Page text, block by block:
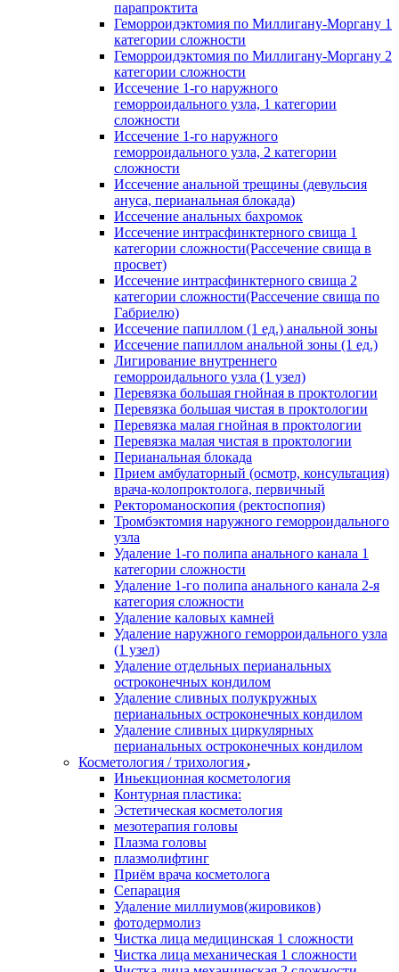
парапроктита
Геморроидэктомия по Миллигану-Моргану 1
категории сложности
Геморроидэктомия по Миллигану-Моргану 2
категории сложности
Иссечение 1-го наружного
геморроидального узла, 1 категории
сложности
Иссечение 1-го наружного
геморроидального узла, 2 категории
сложности
Иссечение анальной трещины (девульсия
ануса, перианальная блокада)
Иссечение анальных бахромок
Иссечение интрасфинктерного свища 1
категории сложности(Рассечение свища в
просвет)
Иссечение интрасфинктерного свища 2
категории сложности(Рассечение свища по
Габриелю)
Иссечение папиллом (1 ед.) анальной зоны
Иссечение папиллом анальной зоны (1 ед.)
Лигирование внутреннего
геморроидального узла (1 узел)
Перевязка большая гнойная в проктологии
Перевязка большая чистая в проктологии
Перевязка малая гнойная в проктологии
Перевязка малая чистая в проктологии
Перианальная блокада
Прием амбулаторный (осмотр, консультация)
врача-колопроктолога, первичный
Ректороманоскопия (ректоспопия)
Тромбэктомия наружного геморроидального
узла
Удаление 1-го полипа анального канала 1
категории сложности
Удаление 1-го полипа анального канала 2-я
категория сложности
Удаление каловых камней
Удаление наружного геморроидального узла
(1 узел)
Удаление отдельных перианальных
остроконечных кондилом
Удаление сливных полукружных
перианальных остроконечных кондилом
Удаление сливных циркулярных
перианальных остроконечных кондилом
Косметология / трихология
Иньекционная косметология
Контурная пластика:
Эстетическая косметология
мезотерапия головы
Плазма головы
плазмолифтинг
Приём врача косметолога
Сепарация
Удаление миллиумов(жировиков)
фотодермолиз
Чистка лица медицинская 1 сложности
Чистка лица механическая 1 сложности